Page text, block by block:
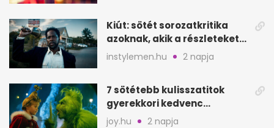
Kiút: sötét sorozatkritika
azoknak, akik a részleteket
keresik
instylemen.hu 2 napja
7 sötétebb kulisszatitok
gyerekkori kedvenc
filmjeinkről a Joy szerint
joy.hu 2 napja